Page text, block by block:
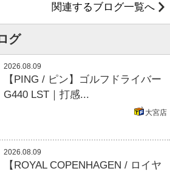
関連するブログ一覧へ
グ
2026.08.09
【PING / ピン】ゴルフドライバー
G440 LST｜打感...
大宮店
2026.08.09
【ROYAL COPENHAGEN / ロイヤ